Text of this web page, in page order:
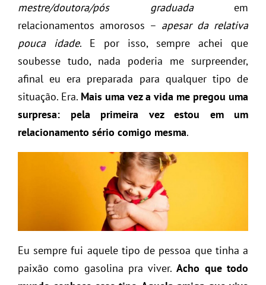
mestre/doutora/pós graduadaem
relacionamentos amorosos – apesar da relativa
pouca idade. E por isso, sempre achei que
soubesse tudo, nada poderia me surpreender,
afinal eu era preparada para qualquer tipo de
situação. Era. Mais uma vez a vida me pregou uma
surpresa: pela primeira vez estou em um
relacionamento sério comigo mesma.
Eu sempre fui aquele tipo de pessoa que tinha a
paixão como gasolina pra viver.Acho que todo